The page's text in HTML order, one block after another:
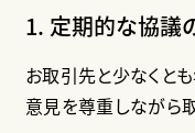
1. 定期的な協議
お取引先と少なくと
意見を尊重しながら